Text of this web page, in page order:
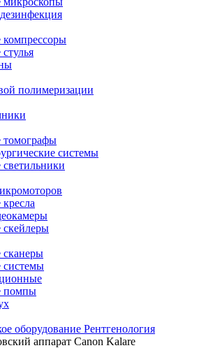
компрессоры
полимеризации
томографы
системы
скейлеры
сканеры
системы
помпы
оборудование Рентгенология
аппарат Canon Kalare